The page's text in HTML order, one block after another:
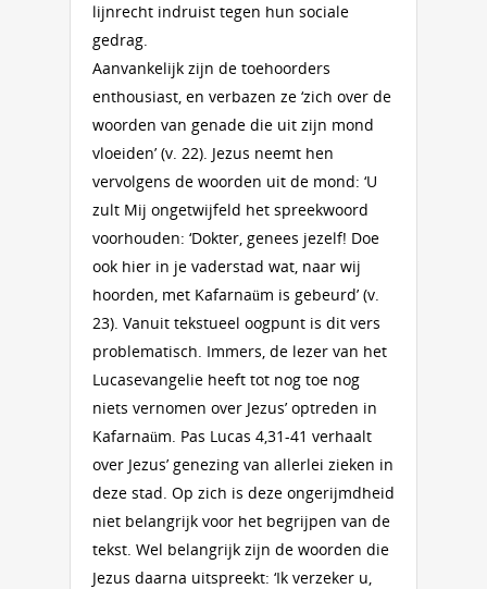
lijnrecht indruist tegen hun sociale
gedrag.
Aanvankelijk zijn de toehoorders
enthousiast, en verbazen ze ‘zich over de
woorden van genade die uit zijn mond
vloeiden’ (v. 22). Jezus neemt hen
vervolgens de woorden uit de mond: ‘U
zult Mij ongetwijfeld het spreekwoord
voorhouden: ‘Dokter, genees jezelf! Doe
ook hier in je vaderstad wat, naar wij
hoorden, met Kafarnaüm is gebeurd’ (v.
23). Vanuit tekstueel oogpunt is dit vers
problematisch. Immers, de lezer van het
Lucasevangelie heeft tot nog toe nog
niets vernomen over Jezus’ optreden in
Kafarnaüm. Pas Lucas 4,31-41 verhaalt
over Jezus’ genezing van allerlei zieken in
deze stad. Op zich is deze ongerijmdheid
niet belangrijk voor het begrijpen van de
tekst. Wel belangrijk zijn de woorden die
Jezus daarna uitspreekt: ‘Ik verzeker u,